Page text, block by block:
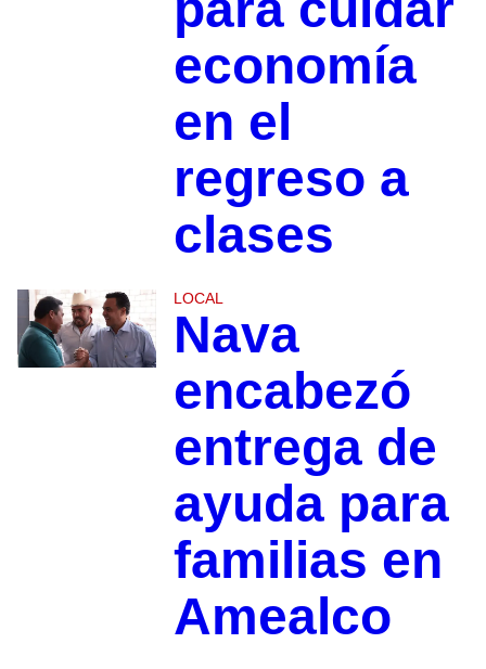
economía
en el
regreso a
clases
LOCAL
Nava
encabezó
entrega de
ayuda para
familias en
Amealco